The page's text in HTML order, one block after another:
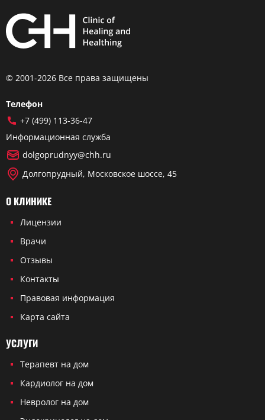
© 2001-2026 Все права защищены
Телефон
+7 (499) 113-36-47
Информационная служба
dolgoprudnyy@chh.ru
Долгопрудный, Московское шоссе, 45
О КЛИНИКЕ
Лицензии
Врачи
Отзывы
Контакты
Правовая информация
Карта сайта
УСЛУГИ
Терапевт на дом
Кардиолог на дом
Невролог на дом